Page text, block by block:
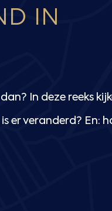
IN
In deze reeks
er veranderd? En: